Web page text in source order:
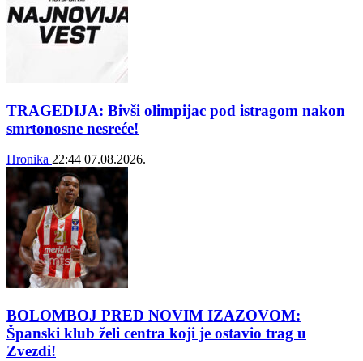
TRAGEDIJA: Bivši olimpijac pod istragom nakon
smrtonosne nesreće!
Hronika 22:44 07.08.2026.
BOLOMBOJ PRED NOVIM IZAZOVOM:
Španski klub želi centra koji je ostavio trag u
Zvezdi!